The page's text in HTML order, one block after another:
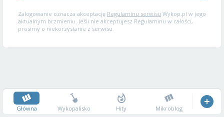
Zalogowanie oznacza akceptację Regulaminu serwisu Wykop.pl w jego
aktualnym brzmieniu. Jeśli nie akceptujesz Regulaminu w całości,
prosimy o niekorzystanie z serwisu.
Główna Wykopalisko Hity Mikroblog